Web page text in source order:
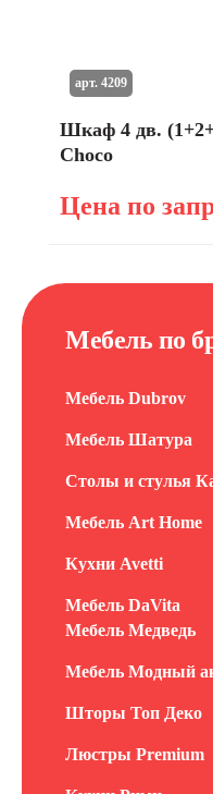
Шкаф 4 дв.
Choco
Цена по
арт. 4209
Мебель по
Мебель Dubrov
Мебель Шатура
Столы и стулья
Мебель Art Home
Кухни Avetti
Мебель DaVita
Мебель Медведь
Мебель Модный
Шторы Топ Деко
Люстры Premium